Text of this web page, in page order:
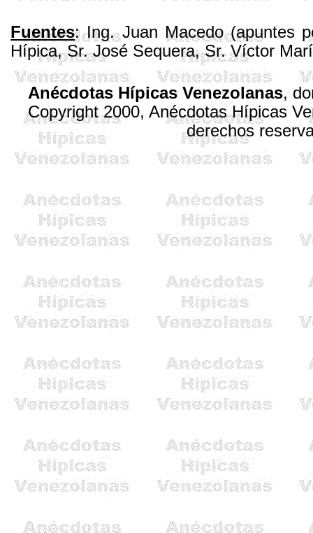
Fuentes: Ing. Juan Macedo (apuntes
Hípica, Sr. José Sequera, Sr. Víctor
Anécdotas Hípicas Venezolanas,
Copyright 2000, Anécdotas Hípicas
derechos